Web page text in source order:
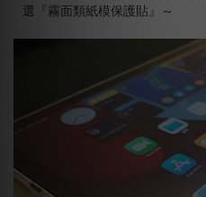
選『霧面類紙模保護貼』～